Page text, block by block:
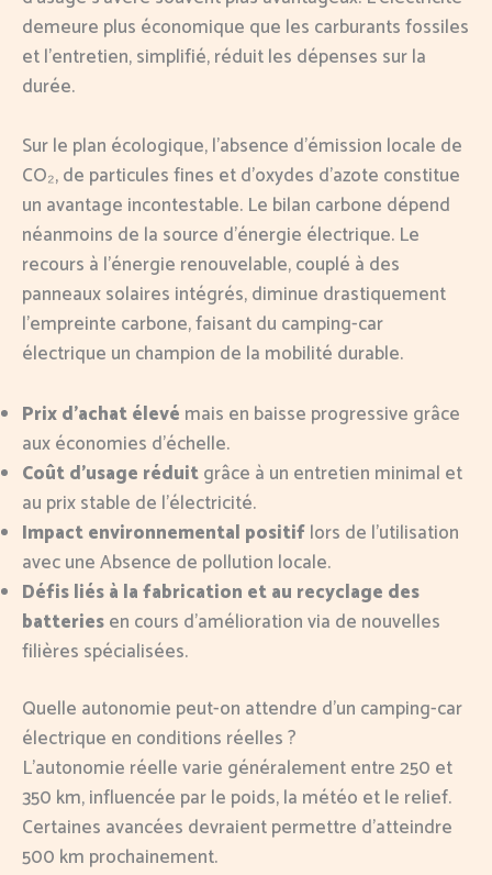
demeure plus économique que les carburants fossiles
et l’entretien, simplifié, réduit les dépenses sur la
durée.
Sur le plan écologique, l’absence d’émission locale de
CO₂, de particules fines et d’oxydes d’azote constitue
un avantage incontestable. Le bilan carbone dépend
néanmoins de la source d’énergie électrique. Le
recours à l’énergie renouvelable, couplé à des
panneaux solaires intégrés, diminue drastiquement
l’empreinte carbone, faisant du camping-car
électrique un champion de la mobilité durable.
Prix d’achat élevé mais en baisse progressive grâce
aux économies d’échelle.
Coût d’usage réduitgrâce à un entretien minimal et
au prix stable de l’électricité.
Impact environnemental positiflors de l’utilisation
avec une Absence de pollution locale.
Défis liés à la fabrication et au recyclage des
batteriesen cours d’amélioration via de nouvelles
filières spécialisées.
Quelle autonomie peut-on attendre d’un camping-car
électrique en conditions réelles ?
L’autonomie réelle varie généralement entre 250 et
350 km, influencée par le poids, la météo et le relief.
Certaines avancées devraient permettre d’atteindre
500 km prochainement.